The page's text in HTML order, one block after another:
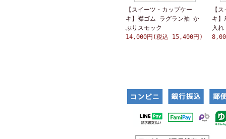
【スイーツ・カップケー
キ】襟ゴム ラグラン袖 か
ぶりスモック
14,000円(税込 15,400円)
【
キ】
入